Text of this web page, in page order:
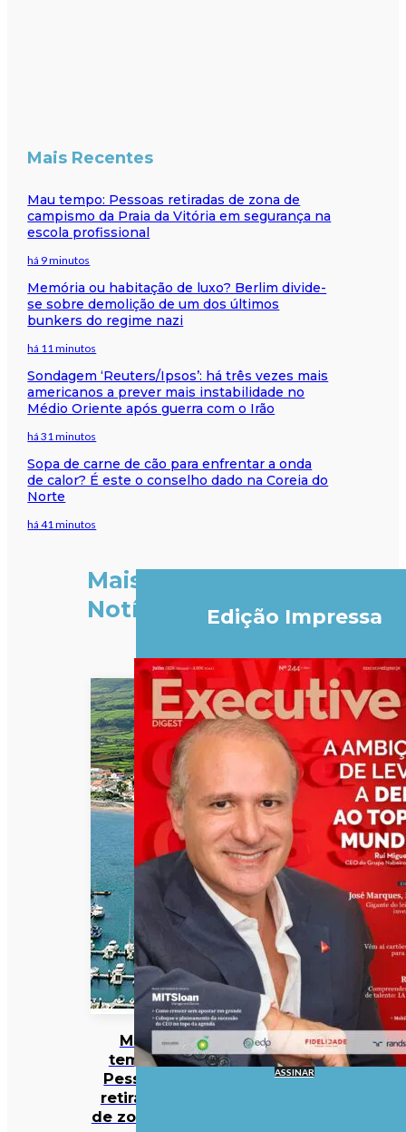
Mais Recentes
Mau tempo: Pessoas retiradas de zona de
campismo da Praia da Vitória em segurança na
escola profissional
há 9 minutos
Memória ou habitação de luxo? Berlim divide-
se sobre demolição de um dos últimos
bunkers do regime nazi
há 11 minutos
Sondagem ‘Reuters/Ipsos’: há três vezes mais
americanos a prever mais instabilidade no
Médio Oriente após guerra com o Irão
há 31 minutos
Sopa de carne de cão para enfrentar a onda
de calor? É este o conselho dado na Coreia do
Norte
há 41 minutos
Mais
Notícias
Mau
tempo:
Pessoas
retiradas
de zona de
Edição Impressa
ASSINAR